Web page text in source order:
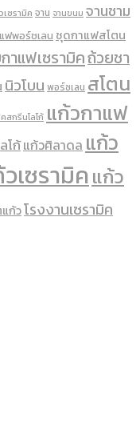
เซรามิค จาน จานขนม จานชาม
ฟพอร์ชเลน ชุดกาแฟสโตน
าแฟเซรามิคถ้วยชา
นิวโบนพอร์ซเลน สโตน
คสกรีนโลโก้ แก้วกาแฟ
โก้แก้วศิลาดลแก้ว
เซรามิคแก้ว
ก้วโรงงานเซรามิค